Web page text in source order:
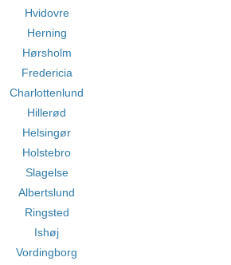
Hvidovre
Herning
Hørsholm
Fredericia
Charlottenlund
Hillerød
Helsingør
Holstebro
Slagelse
Albertslund
Ringsted
Ishøj
Vordingborg